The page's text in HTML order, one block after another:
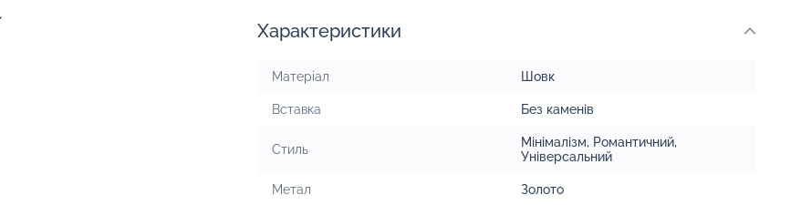
Характеристики
Матеріал Шовк
Вставка Без каменів
Стиль Мінімалізм, Романтичний,
Універсальний
Метал Золото